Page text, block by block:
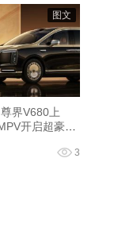
图文
界V680上
开启超豪华
3